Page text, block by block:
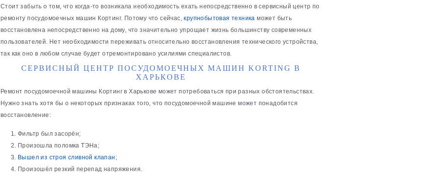
Стоит забыть о том, что когда-то возникала необходимость ехать непосредственно в сервисный центр по
ремонту посудомоечных машин Кортинг. Потому что сейчас,крупнобытовая техника может быть
восстановлена непосредственно на дому, что значительно упрощает жизнь большинству современных
пользователей. Нет необходимости переживать относительно восстановления технического устройства,
так как оно в любом случае будет отремонтировано усилиями специалистов.
СЕРВИСНЫЙ ЦЕНТР ПОСУДОМОЕЧНЫХ МАШИН KORTING В
ХАРЬКОВЕ
Ремонт посудомоечной машины Кортинг в Харькове может потребоваться при разных обстоятельствах.
Нужно знать хотя бы о некоторых признаках того, что посудомоечной машине может понадобится
восстановление:
Фильтр был засорён;
Произошла поломка ТЭНа;
Вышел из строя сливной клапан ;
Произошёл резкий перепад напряжения.